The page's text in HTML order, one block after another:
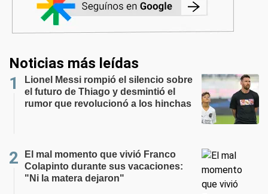
Noticias más leídas
Lionel Messi rompió el silencio sobre
el futuro de Thiago y desmintió el
rumor que revolucionó a los hinchas
El mal momento que vivió Franco
Colapinto durante sus vacaciones:
"Ni la matera dejaron"